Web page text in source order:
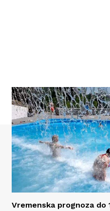
Vremenska prognoza do